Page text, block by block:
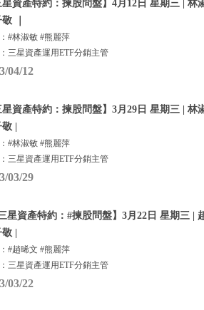
星資產特約：揀股問盤】4月12日 星期三 | 林
｜
#林淑敏 #熊麗萍
三星資產運用ETF分銷主管
04/12
星資產特約：揀股問盤】3月29日 星期三 | 林
|
#林淑敏 #熊麗萍
三星資產運用ETF分銷主管
03/29
三星資產特約：#揀股問盤】3月22日 星期三 |
|
#趙晞文 #熊麗萍
三星資產運用ETF分銷主管
03/22